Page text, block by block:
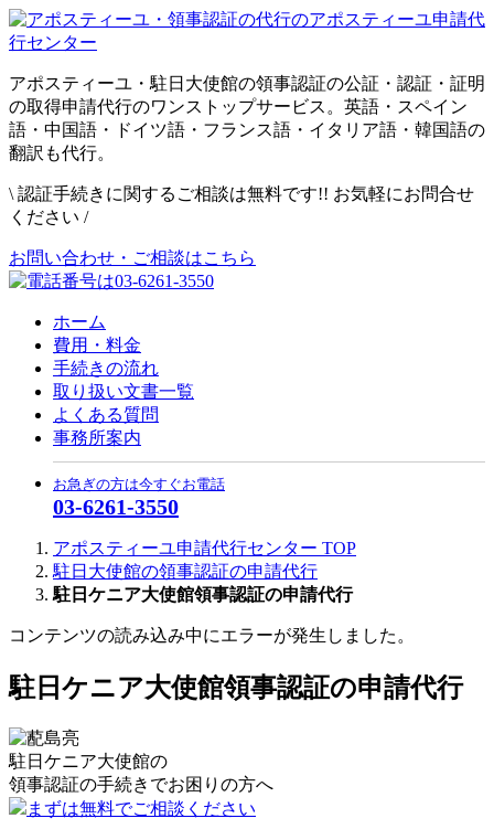
アポスティーユ・駐日大使館の領事認証の公証・認証・証明
の取得申請代行のワンストップサービス。英語・スペイン
語・中国語・ドイツ語・フランス語・イタリア語・韓国語の
翻訳も代行。
\ 認証手続きに関するご相談は無料です!! お気軽にお問合せ
ください /
お問い合わせ・ご相談はこちら
ホーム
費用・料金
手続きの流れ
取り扱い文書一覧
よくある質問
事務所案内
お急ぎの方は今すぐお電話
03-6261-3550
アポスティーユ申請代行センター TOP
駐日大使館の領事認証の申請代行
駐日ケニア大使館領事認証の申請代行
コンテンツの読み込み中にエラーが発生しました。
駐日ケニア大使館領事認証の申請代行
駐日ケニア大使館の
領事認証の手続きでお困りの方へ
まずは無料でご相談ください